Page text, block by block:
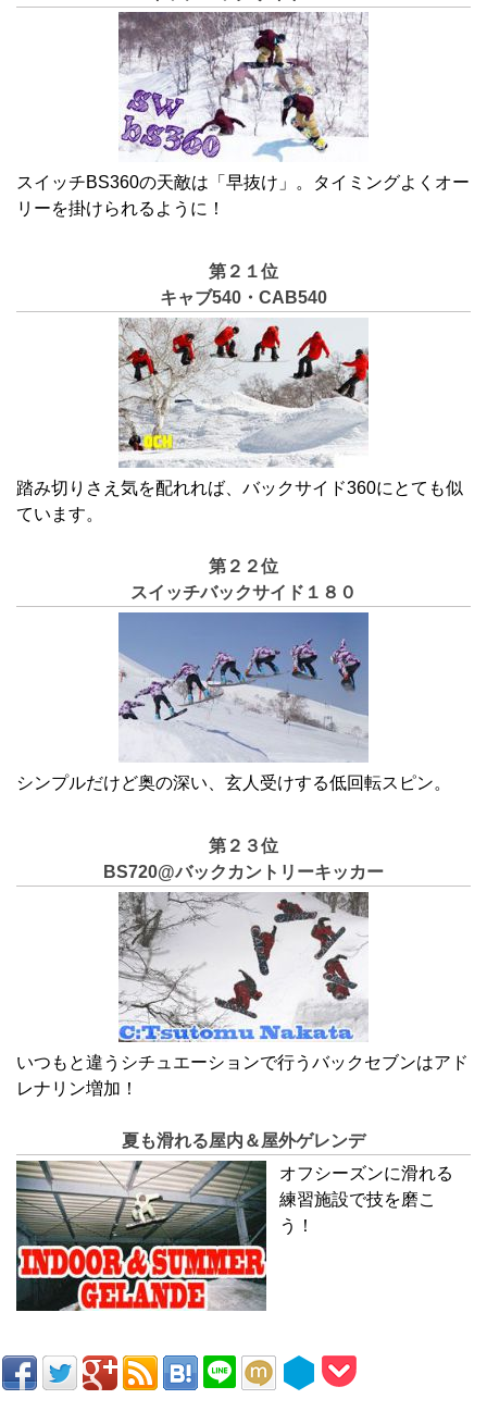
スイッチBS360の天敵は「早抜け」。タイミングよくオー
リーを掛けられるように！
第２１位
キャブ540・CAB540
踏み切りさえ気を配れれば、バックサイド360にとても似
ています。
第２２位
スイッチバックサイド１８０
シンプルだけど奥の深い、玄人受けする低回転スピン。
第２３位
BS720@バックカントリーキッカー
いつもと違うシチュエーションで行うバックセブンはアド
レナリン増加！
夏も滑れる屋内＆屋外ゲレンデ
オフシーズンに滑れる
練習施設で技を磨こ
う！